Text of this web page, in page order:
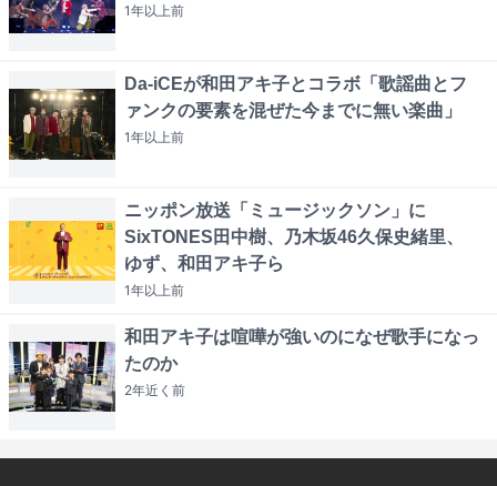
1年以上前
Da-iCEが和田アキ子とコラボ「歌謡曲とフ
ァンクの要素を混ぜた今までに無い楽曲」
1年以上前
ニッポン放送「ミュージックソン」に
SixTONES田中樹、乃木坂46久保史緒里、
ゆず、和田アキ子ら
1年以上前
和田アキ子は喧嘩が強いのになぜ歌手になっ
たのか
2年近く 前